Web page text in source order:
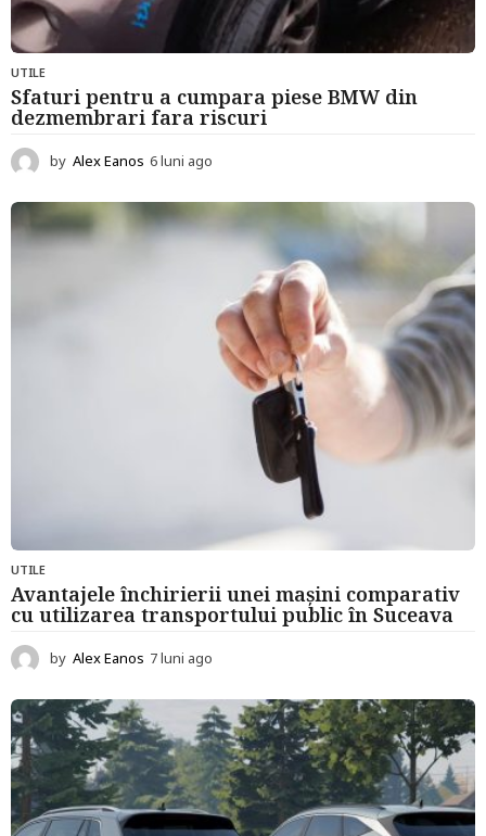
UTILE
Sfaturi pentru a cumpara piese BMW din
dezmembrari fara riscuri
by Alex Eanos 6 luni ago
u
n
UTILE
Avantajele închirierii unei mașini comparativ
cu utilizarea transportului public în Suceava
by Alex Eanos 7 luni ago
u
n
i
a
g
o